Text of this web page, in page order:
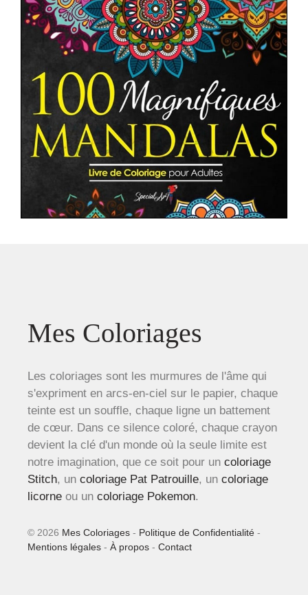
Mes Coloriages
Les coloriages sont les murmures de l'âme qui
s'expriment en arcs-en-ciel sur le papier, chaque
teinte est un souffle, chaque ligne un battement
de cœur. Dans ce silence coloré, chaque crayon
devient la clé d'un monde où la seule limite est
notre imagination, que ce soit pour un coloriage
Stitch, un coloriage Pat Patrouille, un coloriage
licorne ou un coloriage Pokemon.
© 2026 Mes Coloriages - Politique de Confidentialité -
Mentions légales - À propos - Contact